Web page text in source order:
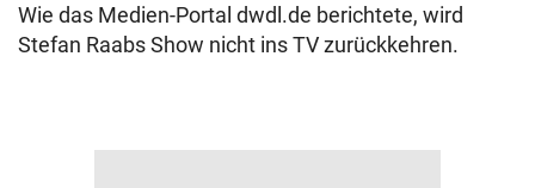
Wie das Medien-Portal dwdl.de berichtete, wird
Stefan Raabs Show nicht ins TV zurückkehren.